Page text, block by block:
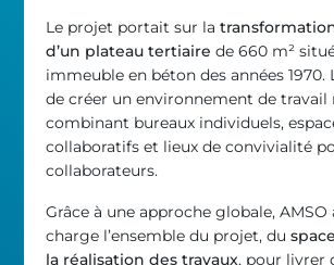
Le projet portait sur la
d’un plateau tertiaire de 660 m²
immeuble en béton des années 1970.
de créer un environnement de travail
combinant bureaux individuels,
collaboratifs et lieux de convivialité
collaborateurs.
Grâce à une approche globale, AMSO
charge l’ensemble du projet, du
la réalisation des travaux, pour livrer